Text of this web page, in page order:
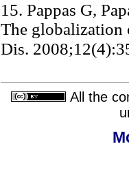
15. Pappas G,
The globalization
Dis.
All the